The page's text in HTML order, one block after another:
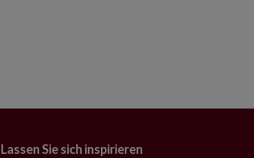
Lassen Sie sich inspirieren